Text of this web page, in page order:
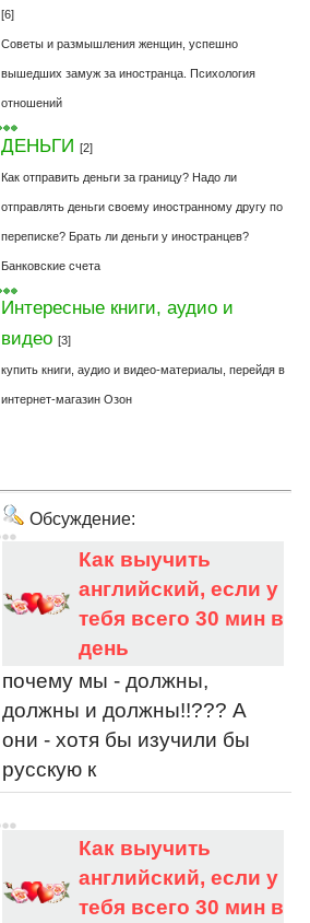
[6]
Советы и размышления женщин, успешно
вышедших замуж за иностранца. Психология
отношений
ДЕНЬГИ [2]
Как отправить деньги за границу? Надо ли
отправлять деньги своему иностранному другу по
переписке? Брать ли деньги у иностранцев?
Банковские счета
Интересные книги, аудио и
видео [3]
купить книги, аудио и видео-материалы, перейдя в
интернет-магазин Озон
Обсуждение:
Как выучить
английский, если у
тебя всего 30 мин в
день
почему мы - должны,
должны и должны!!??? А
они - хотя бы изучили бы
русскую к
Как выучить
английский, если у
тебя всего 30 мин в